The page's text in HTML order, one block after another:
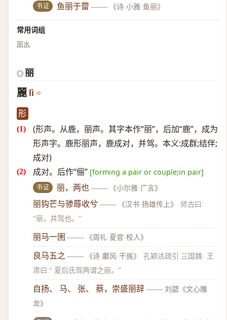
书证 鱼丽于罶 —— 《诗·小雅·鱼丽》
常用词组
丽水
◎ 丽
麗 lì
形
(形声。从鹿，丽声。其字本作“丽”，后加“鹿”，成为
形声字。鹿形丽声，鹿成对，并驾。本义:成群;结伴;
成对)
成对。后作“俪” [forming a pair or couple;in pair]
书证 丽，两也 —— 《小尔雅·广言》
丽钩芒与骖蓐收兮 —— 《汉书·扬雄传上》
师古曰:
“丽，并驾也。”
丽马一圉 —— 《周礼·夏官·校人》
良马五之 —— 《诗·鄘风·干旄》
孔颖达疏引 三国魏· 王
肃曰:“ 夏后氏驾两谓之丽。”
自扬、 马、 张、 蔡，崇盛丽辞 —— 刘勰《文心雕
龙》